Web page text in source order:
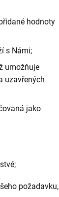
hodnoty
s Námi;
umožňuje
uzavřených
jako
požadavku,